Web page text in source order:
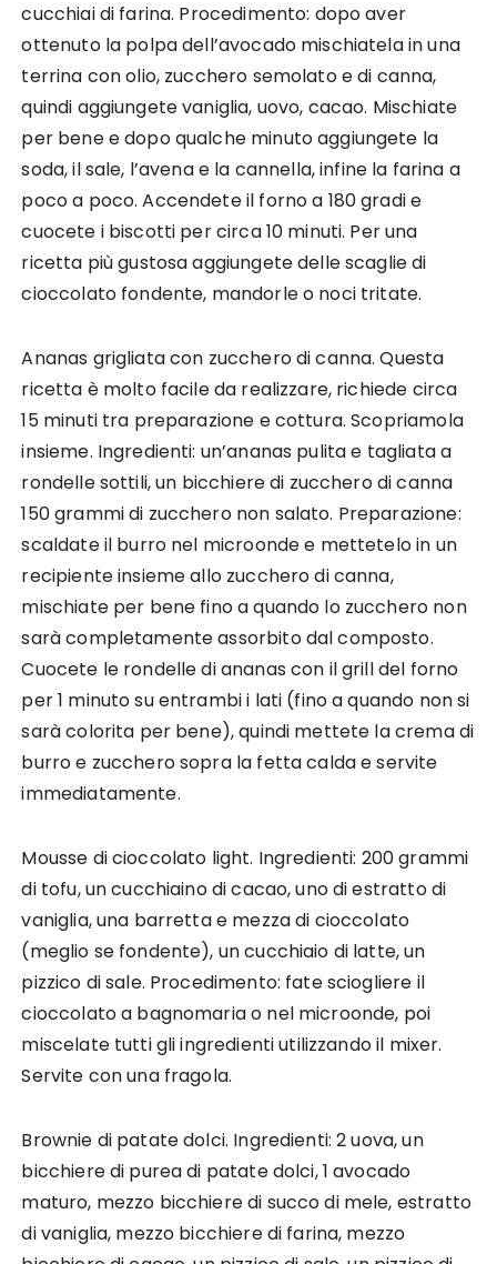
cucchiai di farina. Procedimento: dopo aver
ottenuto la polpa dell’avocado mischiatela in una
terrina con olio, zucchero semolato e di canna,
quindi aggiungete vaniglia, uovo, cacao. Mischiate
per bene e dopo qualche minuto aggiungete la
soda, il sale, l’avena e la cannella, infine la farina a
poco a poco. Accendete il forno a 180 gradi e
cuocete i biscotti per circa 10 minuti. Per una
ricetta più gustosa aggiungete delle scaglie di
cioccolato fondente, mandorle o noci tritate.
Ananas grigliata con zucchero di canna. Questa
ricetta è molto facile da realizzare, richiede circa
15 minuti tra preparazione e cottura. Scopriamola
insieme. Ingredienti: un’ananas pulita e tagliata a
rondelle sottili, un bicchiere di zucchero di canna
150 grammi di zucchero non salato. Preparazione:
scaldate il burro nel microonde e mettetelo in un
recipiente insieme allo zucchero di canna,
mischiate per bene fino a quando lo zucchero non
sarà completamente assorbito dal composto.
Cuocete le rondelle di ananas con il grill del forno
per 1 minuto su entrambi i lati (fino a quando non si
sarà colorita per bene), quindi mettete la crema di
burro e zucchero sopra la fetta calda e servite
immediatamente.
Mousse di cioccolato light. Ingredienti: 200 grammi
di tofu, un cucchiaino di cacao, uno di estratto di
vaniglia, una barretta e mezza di cioccolato
(meglio se fondente), un cucchiaio di latte, un
pizzico di sale. Procedimento: fate sciogliere il
cioccolato a bagnomaria o nel microonde, poi
miscelate tutti gli ingredienti utilizzando il mixer.
Servite con una fragola.
Brownie di patate dolci. Ingredienti: 2 uova, un
bicchiere di purea di patate dolci, 1 avocado
maturo, mezzo bicchiere di succo di mele, estratto
di vaniglia, mezzo bicchiere di farina, mezzo